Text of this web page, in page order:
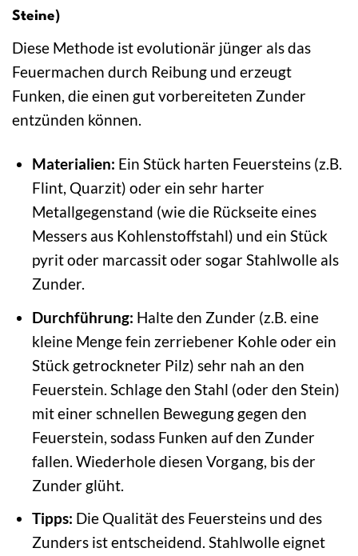
Steine)
Diese Methode ist evolutionär jünger als das
Feuermachen durch Reibung und erzeugt
Funken, die einen gut vorbereiteten Zunder
entzünden können.
Materialien: Ein Stück harten Feuersteins (z.B.
Flint, Quarzit) oder ein sehr harter
Metallgegenstand (wie die Rückseite eines
Messers aus Kohlenstoffstahl) und ein Stück
pyrit oder marcassit oder sogar Stahlwolle als
Zunder.
Durchführung: Halte den Zunder (z.B. eine
kleine Menge fein zerriebener Kohle oder ein
Stück getrockneter Pilz) sehr nah an den
Feuerstein. Schlage den Stahl (oder den Stein)
mit einer schnellen Bewegung gegen den
Feuerstein, sodass Funken auf den Zunder
fallen. Wiederhole diesen Vorgang, bis der
Zunder glüht.
Tipps: Die Qualität des Feuersteins und des
Zunders ist entscheidend. Stahlwolle eignet